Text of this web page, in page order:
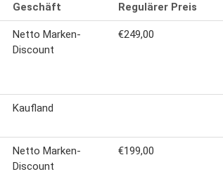
Geschäft Regulärer Preis
Netto Marken-
Discount
€249,00
Kaufland
Netto Marken-
Discount
€199,00